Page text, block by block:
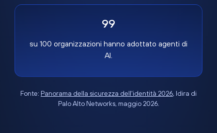
99
su 100 organizzazioni hanno adottato agenti di
AI.
Fonte: Panorama della sicurezza dell'identità 2026, Idira di
Palo Alto Networks, maggio 2026.